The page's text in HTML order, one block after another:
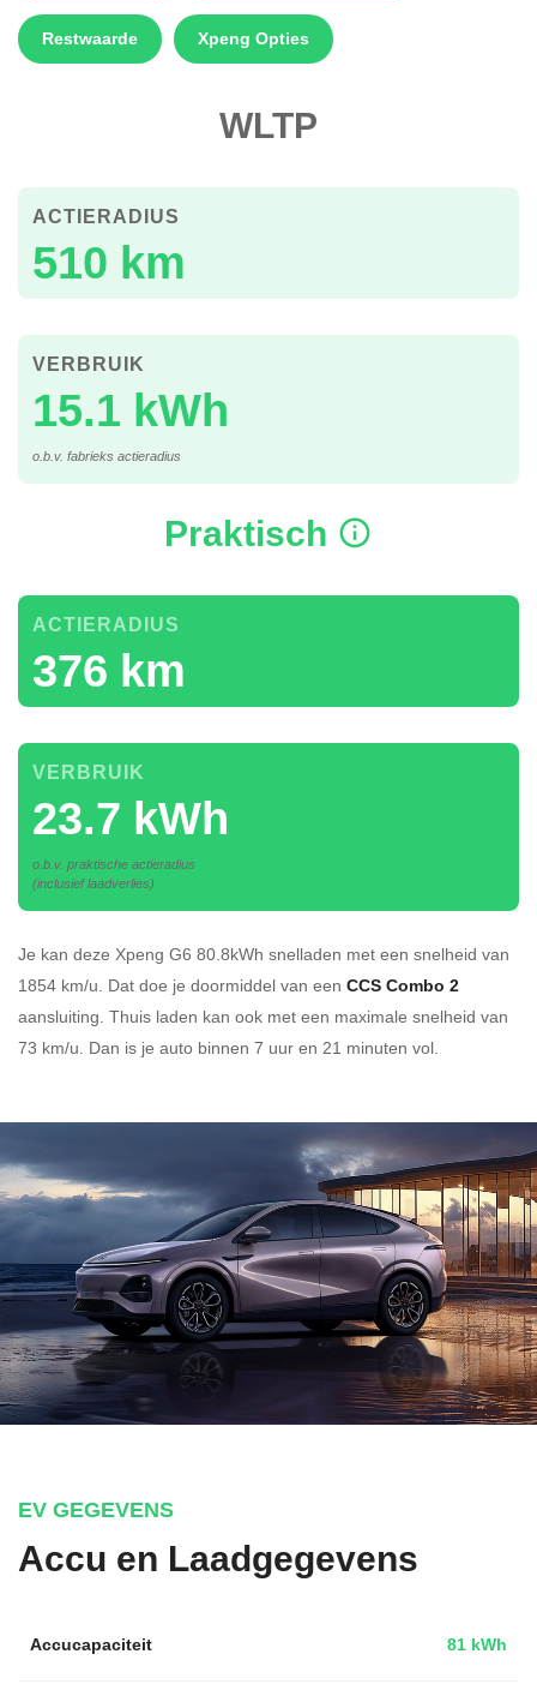
Restwaarde Xpeng Opties
WLTP
510 km
ACTIERADIUS
15.1 kWh
VERBRUIK
o.b.v. fabrieks actieradius
Praktisch
376 km
ACTIERADIUS
23.7 kWh
VERBRUIK
o.b.v. praktische actieradius
(inclusief laadverlies)
Je kan deze Xpeng G6 80.8kWh snelladen met een snelheid van
1854 km/u. Dat doe je doormiddel van een CCS Combo 2
aansluiting. Thuis laden kan ook met een maximale snelheid van
73 km/u. Dan is je auto binnen 7 uur en 21 minuten vol.
EV GEGEVENS
Accu en Laadgegevens
Accucapaciteit 81 kWh